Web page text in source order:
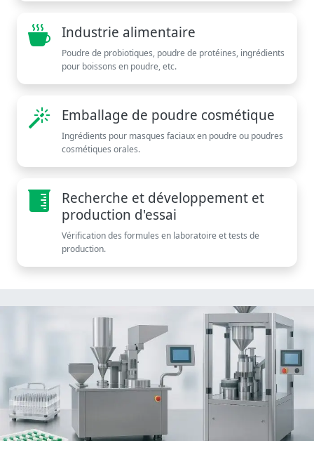
Industrie alimentaire
Poudre de probiotiques, poudre de protéines, ingrédients
pour boissons en poudre, etc.
Emballage de poudre cosmétique
Ingrédients pour masques faciaux en poudre ou poudres
cosmétiques orales.
Recherche et développement et
production d'essai
Vérification des formules en laboratoire et tests de
production.